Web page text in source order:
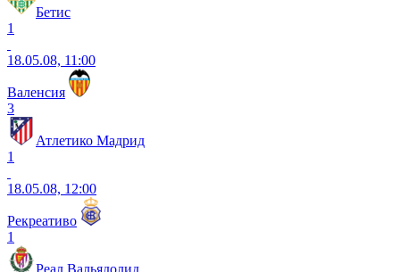
Бетис
1
18.05.08, 11:00
Валенсия
3
Атлетико Мадрид
1
18.05.08, 12:00
Рекреативо
1
Реал Вальядолид